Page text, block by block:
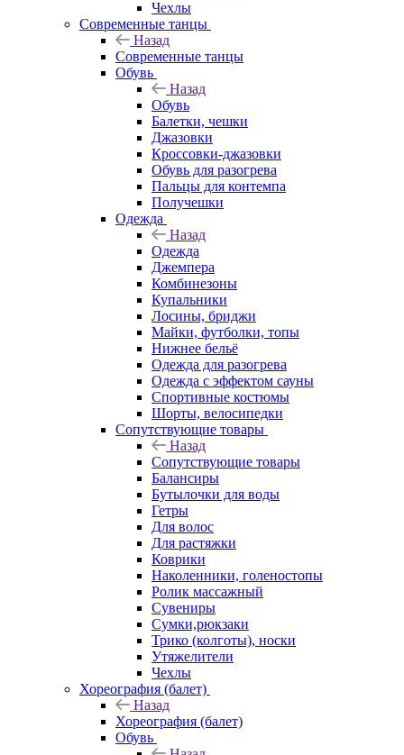
Чехлы
Современные танцы
Назад
Современные танцы
Обувь
Назад
Обувь
Балетки, чешки
Джазовки
Кроссовки-джазовки
Обувь для разогрева
Пальцы для контемпа
Получешки
Одежда
Назад
Одежда
Джемпера
Комбинезоны
Купальники
Лосины, бриджи
Майки, футболки, топы
Нижнее бельё
Одежда для разогрева
Одежда с эффектом сауны
Спортивные костюмы
Шорты, велосипедки
Сопутствующие товары
Назад
Сопутствующие товары
Балансиры
Бутылочки для воды
Гетры
Для волос
Для растяжки
Коврики
Наколенники, голеностопы
Ролик массажный
Сувениры
Сумки,рюкзаки
Трико (колготы), носки
Утяжелители
Чехлы
Хореография (балет)
Назад
Хореография (балет)
Обувь